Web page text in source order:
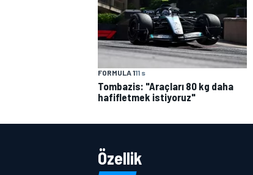
FORMULA 111 s
Tombazis: "Araçları 80 kg daha
hafifletmek istiyoruz"
Özellik